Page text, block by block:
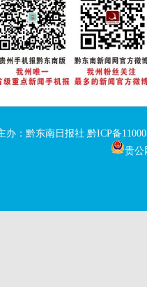
办：黔东南日报社 黔ICP备
贵公